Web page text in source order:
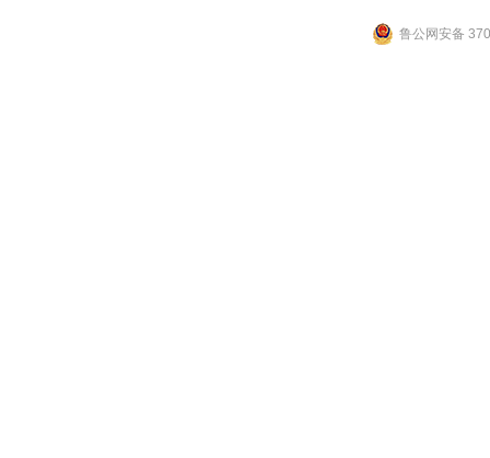
鲁公网安备